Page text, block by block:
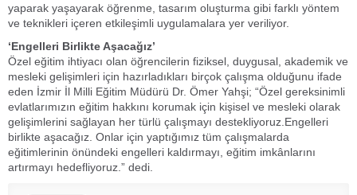
yaparak yaşayarak öğrenme, tasarım oluşturma gibi farklı yöntem
ve teknikleri içeren etkileşimli uygulamalara yer veriliyor.
‘Engelleri Birlikte Aşacağız’
Özel eğitim ihtiyacı olan öğrencilerin fiziksel, duygusal, akademik ve
mesleki gelişimleri için hazırladıkları birçok çalışma olduğunu ifade
eden İzmir İl Milli Eğitim Müdürü Dr. Ömer Yahşi; “Özel gereksinimli
evlatlarımızın eğitim hakkını korumak için kişisel ve mesleki olarak
gelişimlerini sağlayan her türlü çalışmayı destekliyoruz.Engelleri
birlikte aşacağız. Onlar için yaptığımız tüm çalışmalarda
eğitimlerinin önündeki engelleri kaldırmayı, eğitim imkânlarını
artırmayı hedefliyoruz.” dedi.